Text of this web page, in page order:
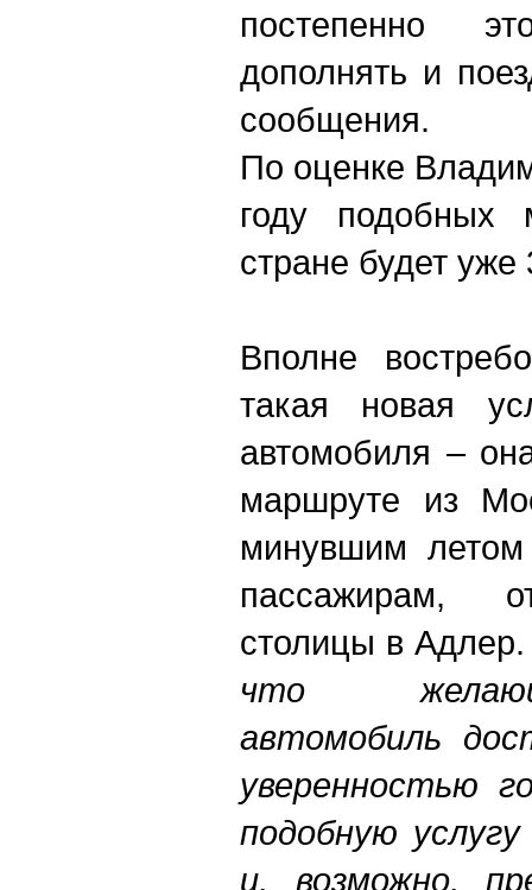
постепенно
дополнять и
сообщения.
По оценке
году подобных
стране будет
Вполне
такая новая
автомобиля –
маршруте из
минувшим
пассажирам,
столицы в Адлер.
что
автомобиль
уверенностью
подобную
и, возможно,